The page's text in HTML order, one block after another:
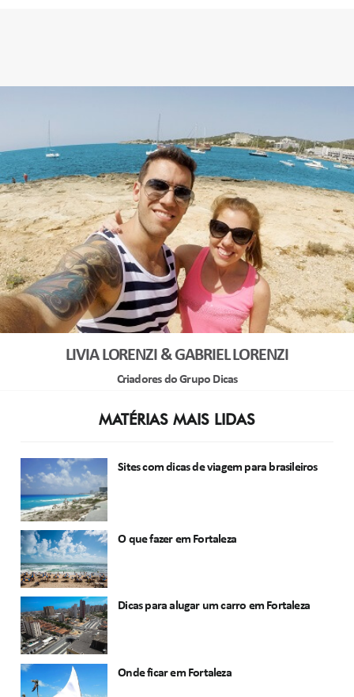
LIVIA LORENZI & GABRIEL LORENZI
Criadores do Grupo Dicas
MATÉRIAS MAIS LIDAS
Sites com dicas de viagem para brasileiros
O que fazer em Fortaleza
Dicas para alugar um carro em Fortaleza
Onde ficar em Fortaleza